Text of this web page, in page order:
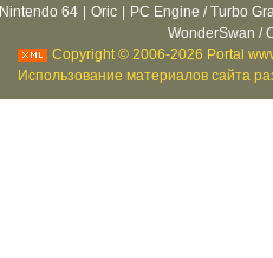
Nintendo 64 Oric
PC Engine / Turbo
WonderSwan /
Copyright © 2006-2026 Portal
Использование материалов сайта